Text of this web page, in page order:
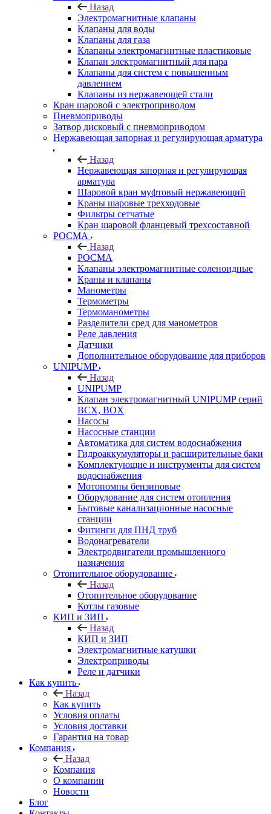
Назад
Электромагнитные клапаны
Клапаны для воды
Клапаны для газа
Клапаны электромагнитные пластиковые
Клапан электромагнитный для пара
Клапаны для систем с повышенным
давлением
Клапаны из нержавеющей стали
Кран шаровой с электроприводом
Пневмоприводы
Затвор дисковый с пневмоприводом
Нержавеющая запорная и регулирующая арматура
Назад
Нержавеющая запорная и регулирующая
арматура
Шаровой кран муфтовый нержавеющий
Краны шаровые трехходовые
Фильтры сетчатые
Кран шаровой фланцевый трехсоставной
РОСМА
Назад
РОСМА
Клапаны электромагнитные соленоидные
Краны и клапаны
Манометры
Термометры
Термоманометры
Разделители сред для манометров
Реле давления
Датчики
Дополнительное оборудование для приборов
UNIPUMP
Назад
UNIPUMP
Клапан электромагнитный UNIPUMP серий
BCX, BOX
Насосы
Насосные станции
Автоматика для систем водоснабжения
Гидроаккумуляторы и расширительные баки
Комплектующие и инструменты для систем
водоснабжения
Мотопомпы бензиновые
Оборудование для систем отопления
Бытовые канализационные насосные
станции
Фитинги для ПНД труб
Водонагреватели
Электродвигатели промышленного
назначения
Отопительное оборудование
Назад
Отопительное оборудование
Котлы газовые
КИП и ЗИП
Назад
КИП и ЗИП
Электромагнитные катушки
Электроприводы
Реле и датчики
Как купить
Назад
Как купить
Условия оплаты
Условия доставки
Гарантия на товар
Компания
Назад
Компания
О компании
Новости
Блог